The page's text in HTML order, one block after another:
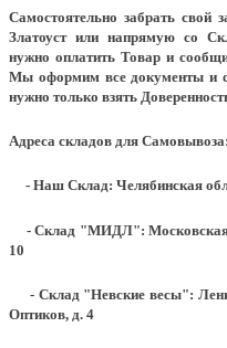
Самостоятельно забрать
Златоуст или напрямую со
нужно оплатить Товар и
Мы оформим все документы и
нужно только взять
Адреса складов для Самовывоза:
- Наш Склад: Челябинская
- Склад "МИДЛ": Московская
10
- Склад "Невские весы":
Оптиков, д. 4